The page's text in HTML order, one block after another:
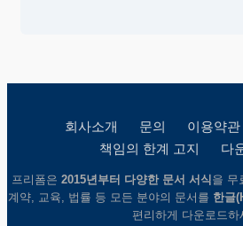
회사소개 문의 이용약관
책임의 한계 고지
다
프리폼은 2015년부터 다양한 문서 서식 을 무
계약, 교육, 법률 등 모든 분야의 문서를 한글
편리하게 다운로드하